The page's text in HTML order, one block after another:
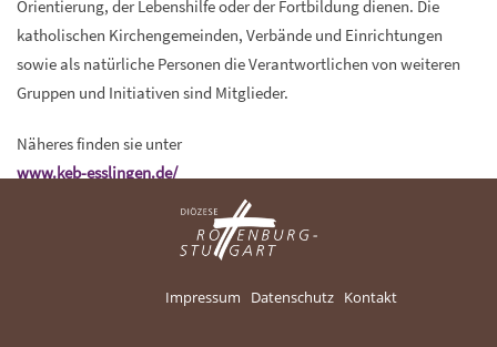
Orientierung, der Lebenshilfe oder der Fortbildung dienen. Die
katholischen Kirchengemeinden, Verbände und Einrichtungen
sowie als natürliche Personen die Verantwortlichen von weiteren
Gruppen und Initiativen sind Mitglieder.
Näheres finden sie unter
www.keb-esslingen.de/
Impressum Datenschutz Kontakt